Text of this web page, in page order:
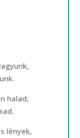
halad,
lények,